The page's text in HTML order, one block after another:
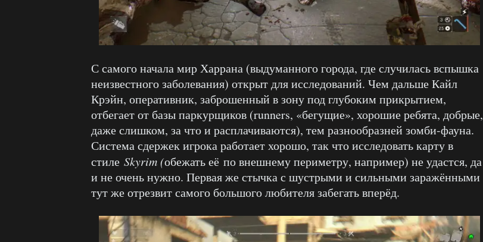
С самого начала мир Харрана (выдуманного города, где случилась вспышка
неизвестного заболевания) открыт для исследований. Чем дальше Кайл
Крэйн, оперативник, заброшенный в зону под глубоким прикрытием,
отбегает от базы паркурщиков (runners, «бегущие», хорошие ребята, добрые,
даже слишком, за что и расплачиваются), тем разнообразней зомби-фауна.
Система сдержек игрока работает хорошо, так что исследовать карту в
стиле Skyrim (обежать её по внешнему периметру, например) не удастся, да
и не очень нужно. Первая же стычка с шустрыми и сильными заражёнными
тут же отрезвит самого большого любителя забегать вперёд.